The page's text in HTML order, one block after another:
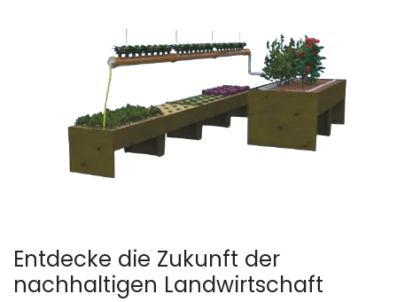
Entdecke die Zukunft der
nachhaltigen Landwirtschaft